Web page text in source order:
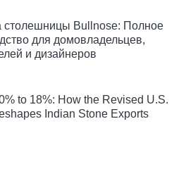
столешницы Bullnose: Полное
для домовладельцев,
и дизайнеров
to 18%: How the Revised U.S.
Indian Stone Exports